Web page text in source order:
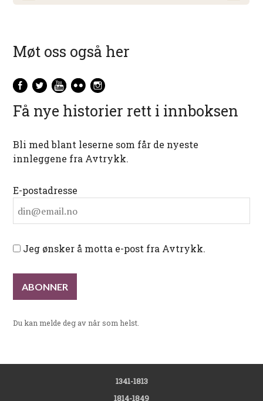
Møt oss også her
Få nye historier rett i innboksen
Bli med blant leserne som får de nyeste
innleggene fra Avtrykk.
E-postadresse
Jeg ønsker å motta e-post fra Avtrykk.
Du kan melde deg av når som helst.
1341-1813
1814-1849